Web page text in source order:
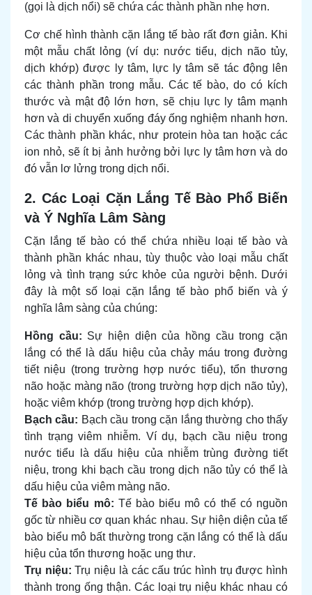
(gọi là dịch nổi) sẽ chứa các thành phần nhẹ hơn.
Cơ chế hình thành cặn lắng tế bào rất đơn giản. Khi
một mẫu chất lỏng (ví dụ: nước tiểu, dịch não tủy,
dịch khớp) được ly tâm, lực ly tâm sẽ tác động lên
các thành phần trong mẫu. Các tế bào, do có kích
thước và mật độ lớn hơn, sẽ chịu lực ly tâm mạnh
hơn và di chuyển xuống đáy ống nghiệm nhanh hơn.
Các thành phần khác, như protein hòa tan hoặc các
ion nhỏ, sẽ ít bị ảnh hưởng bởi lực ly tâm hơn và do
đó vẫn lơ lửng trong dịch nổi.
2. Các Loại Cặn Lắng Tế Bào Phổ Biến
và Ý Nghĩa Lâm Sàng
Cặn lắng tế bào có thể chứa nhiều loại tế bào và
thành phần khác nhau, tùy thuộc vào loại mẫu chất
lỏng và tình trạng sức khỏe của người bệnh. Dưới
đây là một số loại cặn lắng tế bào phổ biến và ý
nghĩa lâm sàng của chúng:
Hồng cầu: Sự hiện diện của hồng cầu trong cặn
lắng có thể là dấu hiệu của chảy máu trong đường
tiết niệu (trong trường hợp nước tiểu), tổn thương
não hoặc màng não (trong trường hợp dịch não tủy),
hoặc viêm khớp (trong trường hợp dịch khớp).
Bạch cầu: Bạch cầu trong cặn lắng thường cho thấy
tình trạng viêm nhiễm. Ví dụ, bạch cầu niệu trong
nước tiểu là dấu hiệu của nhiễm trùng đường tiết
niệu, trong khi bạch cầu trong dịch não tủy có thể là
dấu hiệu của viêm màng não.
Tế bào biểu mô: Tế bào biểu mô có thể có nguồn
gốc từ nhiều cơ quan khác nhau. Sự hiện diện của tế
bào biểu mô bất thường trong cặn lắng có thể là dấu
hiệu của tổn thương hoặc ung thư.
Trụ niệu: Trụ niệu là các cấu trúc hình trụ được hình
thành trong ống thận. Các loại trụ niệu khác nhau có